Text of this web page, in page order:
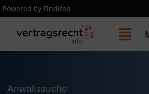
Powered by Finditoo
Anwaltssuche